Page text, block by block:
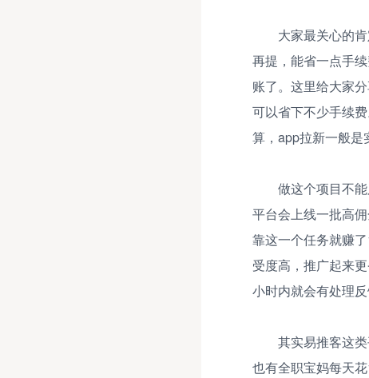
大家最关心的
再提，能省一点手
账了。这里给大家
可以省下不少手续
算，app拉新一般是
做这个项目不
平台会上线一批高
靠这一个任务就赚
受度高，推广起来
小时内就会有处理反
其实易推客这
也有全职宝妈每天